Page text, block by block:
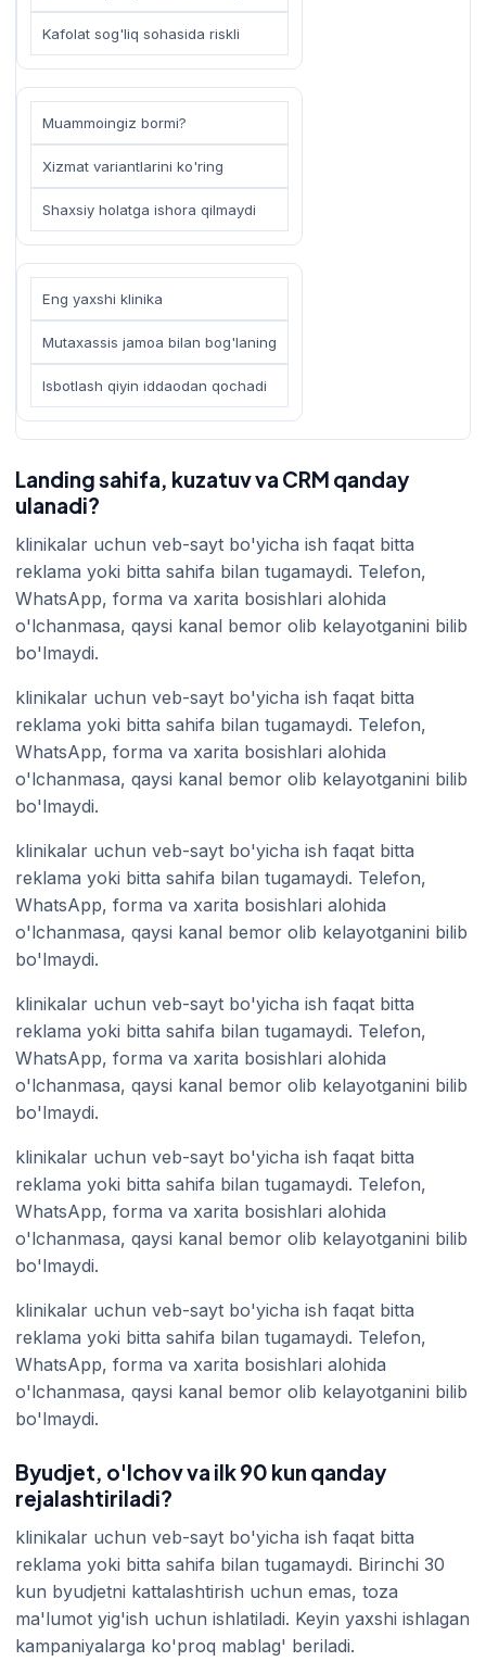
Kafolat sog'liq sohasida riskli
Muammoingiz bormi?
Xizmat variantlarini ko'ring
Shaxsiy holatga ishora qilmaydi
Eng yaxshi klinika
Mutaxassis jamoa bilan bog'laning
Isbotlash qiyin iddaodan qochadi
Landing sahifa, kuzatuv va CRM qanday
ulanadi?
klinikalar uchun veb-sayt bo'yicha ish faqat bitta
reklama yoki bitta sahifa bilan tugamaydi. Telefon,
WhatsApp, forma va xarita bosishlari alohida
o'lchanmasa, qaysi kanal bemor olib kelayotganini bilib
bo'lmaydi.
klinikalar uchun veb-sayt bo'yicha ish faqat bitta
reklama yoki bitta sahifa bilan tugamaydi. Telefon,
WhatsApp, forma va xarita bosishlari alohida
o'lchanmasa, qaysi kanal bemor olib kelayotganini bilib
bo'lmaydi.
klinikalar uchun veb-sayt bo'yicha ish faqat bitta
reklama yoki bitta sahifa bilan tugamaydi. Telefon,
WhatsApp, forma va xarita bosishlari alohida
o'lchanmasa, qaysi kanal bemor olib kelayotganini bilib
bo'lmaydi.
klinikalar uchun veb-sayt bo'yicha ish faqat bitta
reklama yoki bitta sahifa bilan tugamaydi. Telefon,
WhatsApp, forma va xarita bosishlari alohida
o'lchanmasa, qaysi kanal bemor olib kelayotganini bilib
bo'lmaydi.
klinikalar uchun veb-sayt bo'yicha ish faqat bitta
reklama yoki bitta sahifa bilan tugamaydi. Telefon,
WhatsApp, forma va xarita bosishlari alohida
o'lchanmasa, qaysi kanal bemor olib kelayotganini bilib
bo'lmaydi.
klinikalar uchun veb-sayt bo'yicha ish faqat bitta
reklama yoki bitta sahifa bilan tugamaydi. Telefon,
WhatsApp, forma va xarita bosishlari alohida
o'lchanmasa, qaysi kanal bemor olib kelayotganini bilib
bo'lmaydi.
Byudjet, o'lchov va ilk 90 kun qanday
rejalashtiriladi?
klinikalar uchun veb-sayt bo'yicha ish faqat bitta
reklama yoki bitta sahifa bilan tugamaydi. Birinchi 30
kun byudjetni kattalashtirish uchun emas, toza
ma'lumot yig'ish uchun ishlatiladi. Keyin yaxshi ishlagan
kampaniyalarga ko'proq mablag' beriladi.